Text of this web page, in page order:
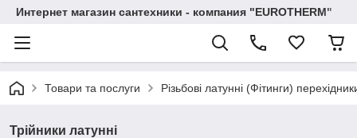
Интернет магазин сантехники - компания "EUROTHERM"
Товари та послуги Різьбові латунні (Фітинги)
Трійники латунні